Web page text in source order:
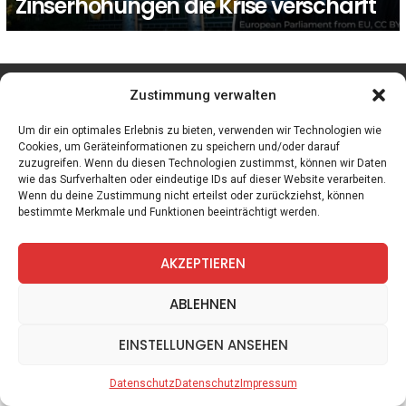
Zustimmung verwalten
Um dir ein optimales Erlebnis zu bieten, verwenden wir Technologien wie
Cookies, um Geräteinformationen zu speichern und/oder darauf
zuzugreifen. Wenn du diesen Technologien zustimmst, können wir Daten
wie das Surfverhalten oder eindeutige IDs auf dieser Website verarbeiten.
Wenn du deine Zustimmung nicht erteilst oder zurückziehst, können
bestimmte Merkmale und Funktionen beeinträchtigt werden.
AKZEPTIEREN
ABLEHNEN
EINSTELLUNGEN ANSEHEN
DatenschutzDatenschutzImpressum
facebook instagram
Spiele Zitate Kontakt Datenschutz Impressum